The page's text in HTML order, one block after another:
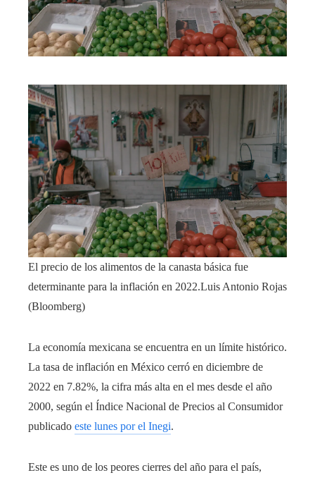
El precio de los alimentos de la canasta básica fue
determinante para la inflación en 2022.Luis Antonio Rojas
(Bloomberg)
La economía mexicana se encuentra en un límite histórico.
La tasa de inflación en México cerró en diciembre de
2022 en 7.82%, la cifra más alta en el mes desde el año
2000, según el Índice Nacional de Precios al Consumidor
publicado este lunes por el Inegi.
Este es uno de los peores cierres del año para el país,